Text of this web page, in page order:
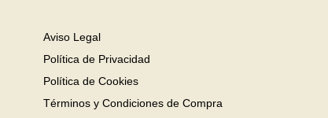
Aviso Legal
Política de Privacidad
Política de Cookies
Términos y Condiciones de Compra